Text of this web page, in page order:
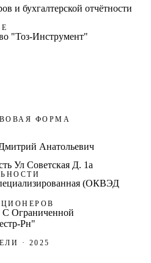
и бухгалтерской отчётности
"Тоз-Инструмент"
ФОРМА
Анатольевич
Ул Советская Д. 1а
(ОКВЭД
С Ограниченной
Рн"
· 2025